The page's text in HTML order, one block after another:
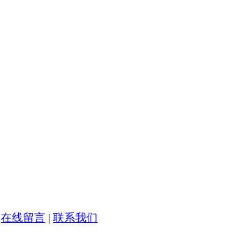
在线留言 | 联系我们